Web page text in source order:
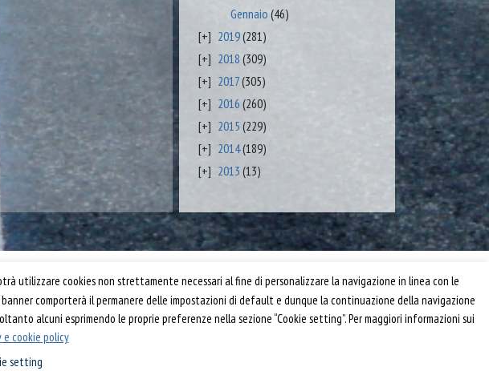
Gennaio (46)
2019(281)
2018 (309)
2017(305)
2016 (260)
2015 (229)
2014(189)
2013 (13)
Roma
Privacy e Cookie Policy
Informativa
Riferimenti
utilizzare cookies non strettamente necessari al fine di personalizzare la navigazione in linea con le
comporterà il permanere delle impostazioni di default e dunque la continuazione della navigazione
alcuni esprimendo le proprie preferenze nella sezione “Cookie setting”. Per maggiori informazioni sui
e cookie policy
setting